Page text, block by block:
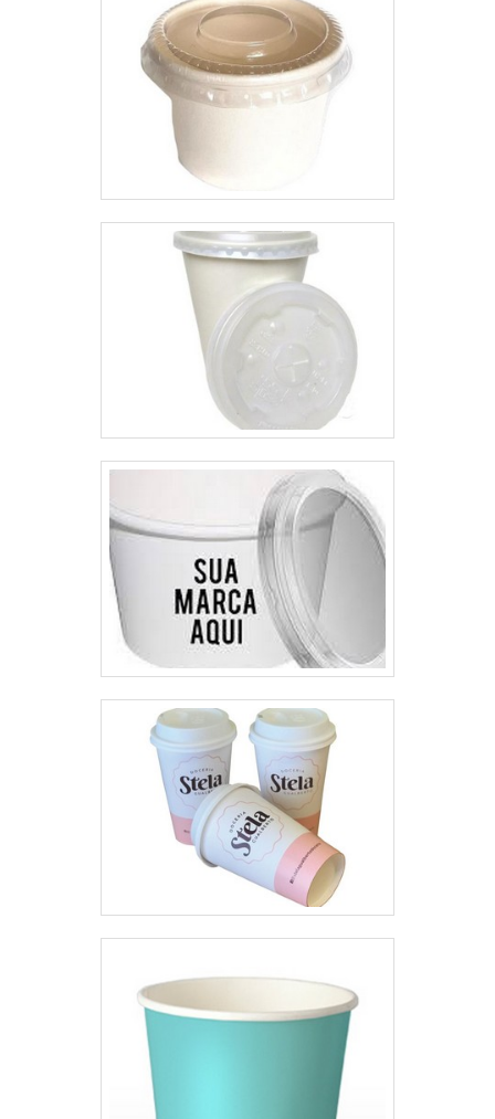
ótima qualidade e proteção.Para
uma maior satisfação dos
clientes, a empresa busca
investir nos melhores
profissionais do mercado, e em
instalações modernas,
garantindo assim, a sua
confiança e boa cotação no
mercado.A Top Quality é uma
empresa que tem se destacado
no segmento pela seriedade e
qualidade que fecha todo o ciclo
de entrega com excelência para
seus parceiros. Aproveite a visita
para acessar o site e saber mais
sobre a empresa, os serviços e
os produtos.
procedência e seriedade da
empresa.Tudo isso que já foi
falado e outras coisas mais são a
razão pela qual a Progress é ágil
na entrega de seus produtos
quando se fala do segmento de
bobinas plásticas. O foco é
para os clientes.A EMPRESA
MAIS QUALIFICADA DO
SEGMENTOSomente na
Progress tem a solução ideal
para bobinas plásticas. São
opções variadas que a empresa
oferece, como suporte de bobina
para parede e embalagem
ótima qualidade e alta
tecnologia.A empresa conta com
um time de profissionais
qualificados para o serviço, além
de investir em equipamentos
modernos, que se ajustam a sua
necessidade.A Progress é uma
empresa que tem despontado no
segmento pela idoneidade em
tudo que faz, onde fecha todo o
ciclo de entrega com excelência
para cada cliente.